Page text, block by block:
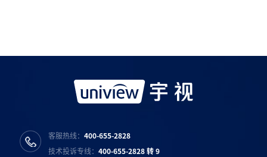
客服热线：400-655-2828
技术投诉专线：400-655-2828 转 9